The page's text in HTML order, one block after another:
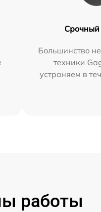
Срочный
Большинство
техники
устраняем в
работы